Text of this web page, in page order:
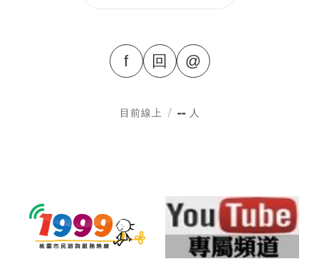
f 回 @
目前線上 / -- 人